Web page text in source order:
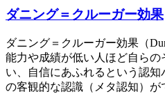
ダニング＝クルーガー効果
ダニング＝クルーガー効果（
能力や成績が低い人ほど自ら
い、自信にあふれるという認
の客観的な認識（メタ認知）